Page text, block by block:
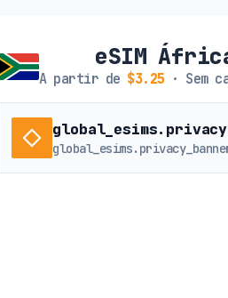
eSIM
A partir de $3.25 · Sem